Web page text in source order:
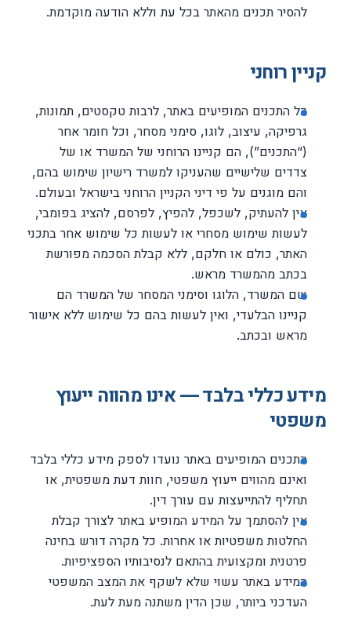
להסיר תכנים מהאתר בכל עת וללא הודעה מוקדמת.
קניין רוחני
כל התכנים המופיעים באתר, לרבות טקסטים, תמונות,
גרפיקה, עיצוב, לוגו, סימני מסחר, וכל חומר אחר
(“התכנים”), הם קניינו הרוחני של המשרד או של
צדדים שלישיים שהעניקו למשרד רישיון שימוש בהם,
והם מוגנים על פי דיני הקניין הרוחני בישראל ובעולם.
אין להעתיק, לשכפל, להפיץ, לפרסם, להציג בפומבי,
לעשות שימוש מסחרי או לעשות כל שימוש אחר בתכני
האתר, כולם או חלקם, ללא קבלת הסכמה מפורשת
בכתב מהמשרד מראש.
שם המשרד, הלוגו וסימני המסחר של המשרד הם
קניינו הבלעדי, ואין לעשות בהם כל שימוש ללא אישור
מראש ובכתב.
מידע כללי בלבד — אינו מהווה ייעוץ
משפטי
התכנים המופיעים באתר נועדו לספק מידע כללי בלבד
ואינם מהווים ייעוץ משפטי, חוות דעת משפטית, או
תחליף להתייעצות עם עורך דין.
אין להסתמך על המידע המופיע באתר לצורך קבלת
החלטות משפטיות או אחרות. כל מקרה דורש בחינה
פרטנית ומקצועית בהתאם לנסיבותיו הספציפיות.
המידע באתר עשוי שלא לשקף את המצב המשפטי
העדכני ביותר, שכן הדין משתנה מעת לעת.